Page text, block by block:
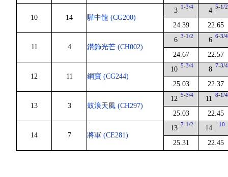
10 14 驊中龍 (CG200)
3 1-3/4
24.39
4 5-1/2
22.65
11 4 鑽飾光芒 (CH002)
6 3-1/2
24.67
6 6-3/4
22.57
12 11 鋼寶 (CG244)
10 5-3/4
25.03
8 7-3/4
22.37
13 3 鼓浪天風 (CH297)
12 5-3/4
25.03
11 8-1/4
22.45
14 7 將軍 (CE281)
13 7-1/2
25.31
14 10
22.45